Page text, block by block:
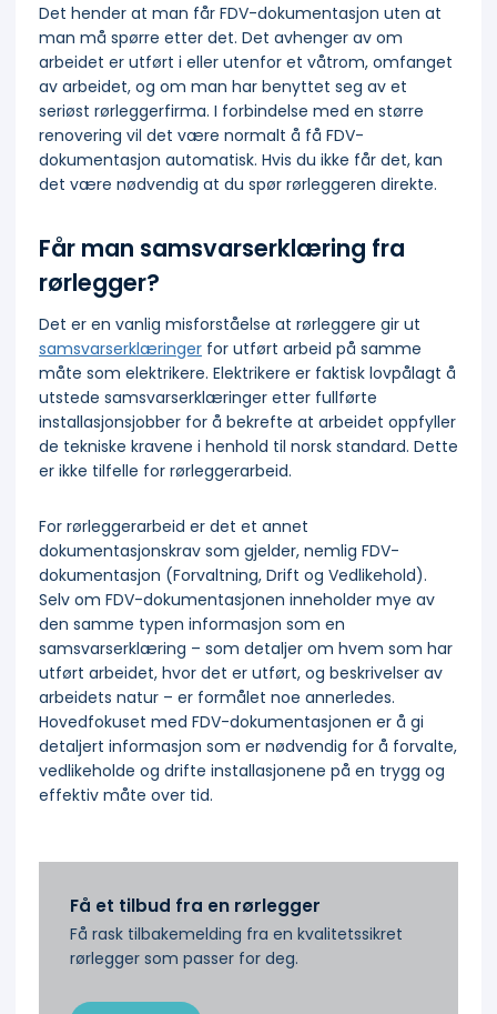
Det hender at man får FDV-dokumentasjon uten at
man må spørre etter det. Det avhenger av om
arbeidet er utført i eller utenfor et våtrom, omfanget
av arbeidet, og om man har benyttet seg av et
seriøst rørleggerfirma. I forbindelse med en større
renovering vil det være normalt å få FDV-
dokumentasjon automatisk. Hvis du ikke får det, kan
det være nødvendig at du spør rørleggeren direkte.
Får man samsvarserklæring fra
rørlegger?
Det er en vanlig misforståelse at rørleggere gir ut
samsvarserklæringer for utført arbeid på samme
måte som elektrikere. Elektrikere er faktisk lovpålagt å
utstede samsvarserklæringer etter fullførte
installasjonsjobber for å bekrefte at arbeidet oppfyller
de tekniske kravene i henhold til norsk standard. Dette
er ikke tilfelle for rørleggerarbeid.
For rørleggerarbeid er det et annet
dokumentasjonskrav som gjelder, nemlig FDV-
dokumentasjon (Forvaltning, Drift og Vedlikehold).
Selv om FDV-dokumentasjonen inneholder mye av
den samme typen informasjon som en
samsvarserklæring – som detaljer om hvem som har
utført arbeidet, hvor det er utført, og beskrivelser av
arbeidets natur – er formålet noe annerledes.
Hovedfokuset med FDV-dokumentasjonen er å gi
detaljert informasjon som er nødvendig for å forvalte,
vedlikeholde og drifte installasjonene på en trygg og
effektiv måte over tid.
Få et tilbud fra en rørlegger
Få rask tilbakemelding fra en kvalitetssikret
rørlegger som passer for deg.